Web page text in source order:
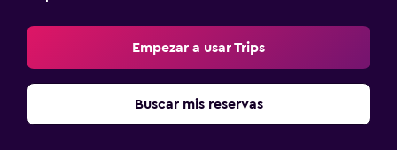
Empezar a usar Trips
Buscar mis reservas